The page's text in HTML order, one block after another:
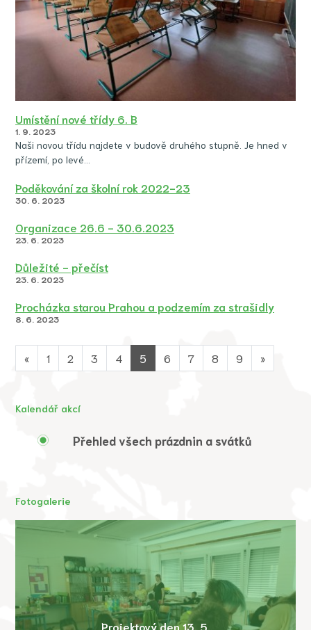
Umístění nové třídy 6. B
1. 9. 2023
Naši novou třídu najdete v budově druhého stupně. Je hned v
přízemí, po levé…
Poděkování za školní rok 2022-23
30. 6. 2023
Organizace 26.6 - 30.6.2023
23. 6. 2023
Důležité - přečíst
23. 6. 2023
Procházka starou Prahou a podzemím za strašidly
8. 6. 2023
« 1 2 3 4 5 6 7 8 9 »
Kalendář akcí
Přehled všech prázdnin a svátků
Fotogalerie
Projektový den 13. 5.